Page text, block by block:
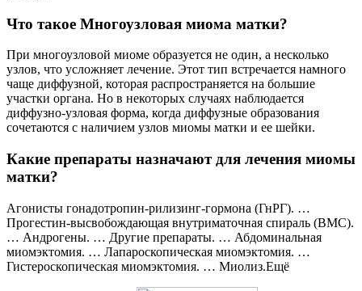
Что такое Многоузловая миома матки?
При многоузловой миоме образуется не один, а несколько
узлов, что усложняет лечение. Этот тип встречается намного
чаще диффузной, которая распространяется на большие
участки органа. Но в некоторых случаях наблюдается
диффузно-узловая форма, когда диффузные образования
сочетаются с наличием узлов миомы матки и ее шейки.
Какие препараты назначают для лечения миомы
матки?
Агонисты гонадотропин-рилизинг-гормона (ГнРГ). …
Прогестин-высвобождающая внутриматочная спираль (ВМС).
… Андрогены. … Другие препараты. … Абдоминальная
миомэктомия. … Лапароскопическая миомэктомия. …
Гистероскопическая миомэктомия. … Миолиз.Ещё